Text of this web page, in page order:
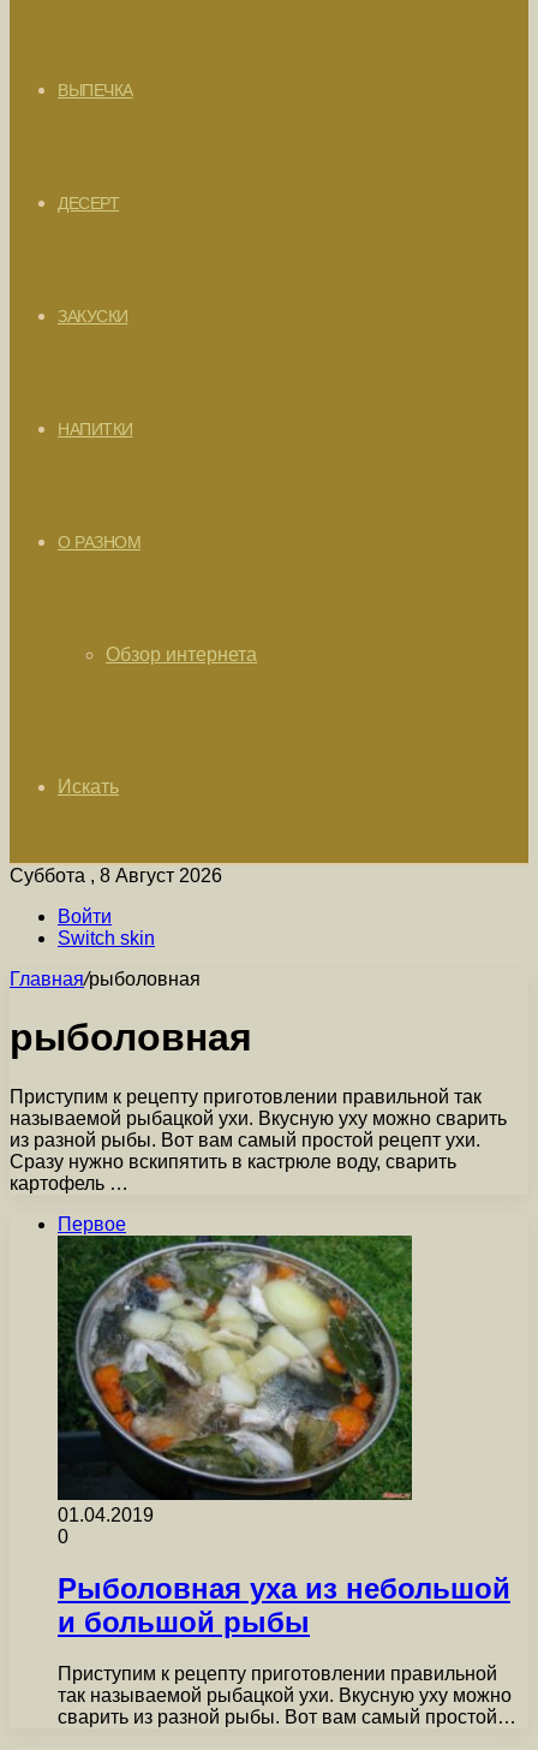
ВЫПЕЧКА
ДЕСЕРТ
ЗАКУСКИ
НАПИТКИ
О РАЗНОМ
Обзор интернета
Искать
Суббота , 8 Август 2026
Войти
Switch skin
Главная/рыболовная
рыболовная
Приступим к рецепту приготовлении правильной так
называемой рыбацкой ухи. Вкусную уху можно сварить
из разной рыбы. Вот вам самый простой рецепт ухи.
Сразу нужно вскипятить в кастрюле воду, сварить
картофель …
Первое
01.04.2019
0
Рыболовная уха из небольшой
и большой рыбы
Приступим к рецепту приготовлении правильной
так называемой рыбацкой ухи. Вкусную уху можно
сварить из разной рыбы. Вот вам самый простой…